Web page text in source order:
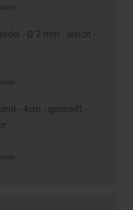
- Ø 2 mm - weich -
- 4cm - gestreift -